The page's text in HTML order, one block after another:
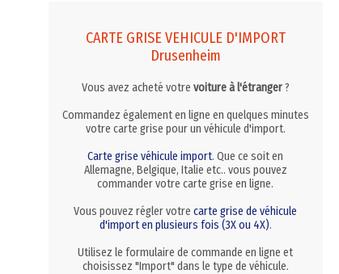
CARTE GRISE VEHICULE D'IMPORT
Drusenheim
Vous avez acheté votre voiture à l'étranger?
Commandez également en ligne en quelques minutes
votre carte grise pour un véhicule d'import.
Carte grise véhicule import. Que ce soit en
Allemagne, Belgique, Italie etc.. vous pouvez
commander votre carte grise en ligne.
Vous pouvez régler votrecarte grise de véhicule
d'import en plusieurs fois (3X ou 4X).
Utilisez le formulaire de commande en ligne et
choisissez "Import" dans le type de véhicule.